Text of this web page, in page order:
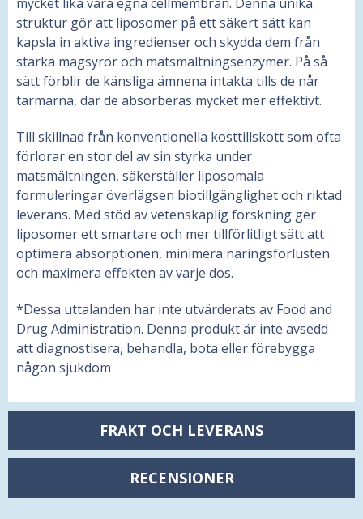
struktur gör att liposomer på ett säkert sätt kan
kapsla in aktiva ingredienser och skydda dem från
starka magsyror och matsmältningsenzymer. På så
sätt förblir de känsliga ämnena intakta tills de når
tarmarna, där de absorberas mycket mer effektivt.
Till skillnad från konventionella kosttillskott som ofta
förlorar en stor del av sin styrka under
matsmältningen, säkerställer liposomala
formuleringar överlägsen biotillgänglighet och riktad
leverans. Med stöd av vetenskaplig forskning ger
liposomer ett smartare och mer tillförlitligt sätt att
optimera absorptionen, minimera näringsförlusten
och maximera effekten av varje dos.
*Dessa uttalanden har inte utvärderats av Food and
Drug Administration. Denna produkt är inte avsedd
att diagnostisera, behandla, bota eller förebygga
någon sjukdom
FRAKT OCH LEVERANS
RECENSIONER